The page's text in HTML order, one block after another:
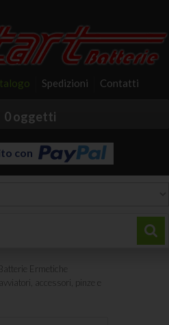
Spedizioni Contatti
0 oggetti
con
Ermetiche
accessori, pinze e